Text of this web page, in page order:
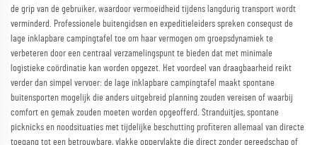
de grip van de gebruiker, waardoor vermoeidheid tijdens langdurig transport wordt
verminderd. Professionele buitengidsen en expeditieleiders spreken consequst de
lage inklapbare campingtafel toe om haar vermogen om groepsdynamiek te
verbeteren door een centraal verzamelingspunt te bieden dat met minimale
logistieke coördinatie kan worden opgezet. Het voordeel van draagbaarheid reikt
verder dan simpel vervoer: de lage inklapbare campingtafel maakt spontane
buitensporten mogelijk die anders uitgebreid planning zouden vereisen of waarbij
comfort en gemak zouden moeten worden opgeofferd. Stranduitjes, spontane
picknicks en noodsituaties met tijdelijke beschutting profiteren allemaal van directe
toegang tot een betrouwbare, vlakke oppervlakte die direct zonder gereedschap of